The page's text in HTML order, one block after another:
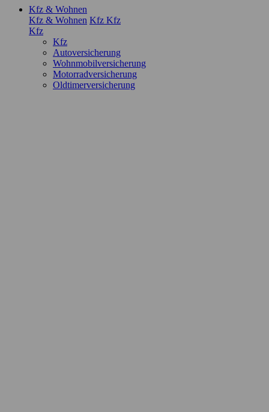
Kfz & Wohnen
Kfz & Wohnen Kfz Kfz
Kfz
Kfz
Autoversicherung
Wohnmobilversicherung
Motorradversicherung
Oldtimerversicherung